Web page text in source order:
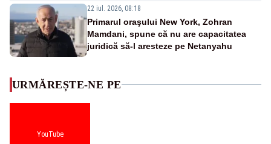
22 iul. 2026, 08:18
Primarul oraşului New York, Zohran
Mamdani, spune că nu are capacitatea
juridică să-l aresteze pe Netanyahu
URMĂREȘTE-NE PE
YouTube